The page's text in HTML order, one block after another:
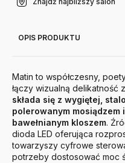
OPIS PRODUKTU
Matin to współczesny,
łączy wizualną delikatność
składa się z wygiętej,
polerowanym mosiądzem
bawełnianym kloszem.
dioda LED oferująca
towarzyszy cyfrowe
potrzeby dostosować moc